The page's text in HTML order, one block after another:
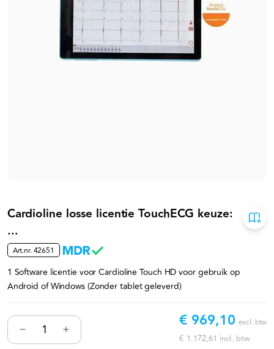
Cardioline losse licentie TouchECG keuze:
...
Art.nr.42651
1 Software licentie voor Cardioline Touch HD voor gebruik op
Android of Windows (Zonder tablet geleverd)
€ 969,10 excl. btw
€ 1.172,61 incl. btw